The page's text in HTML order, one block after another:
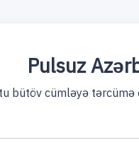
Pulsuz
bütöv cümləyə